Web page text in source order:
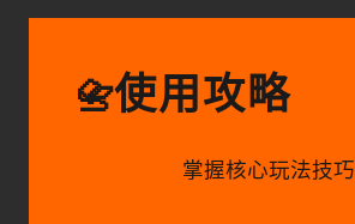
📇使用攻略
掌握核心玩法技巧